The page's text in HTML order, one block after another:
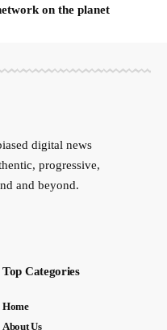
on the planet
digital news
progressive,
and beyond.
Top Categories
Home
About Us